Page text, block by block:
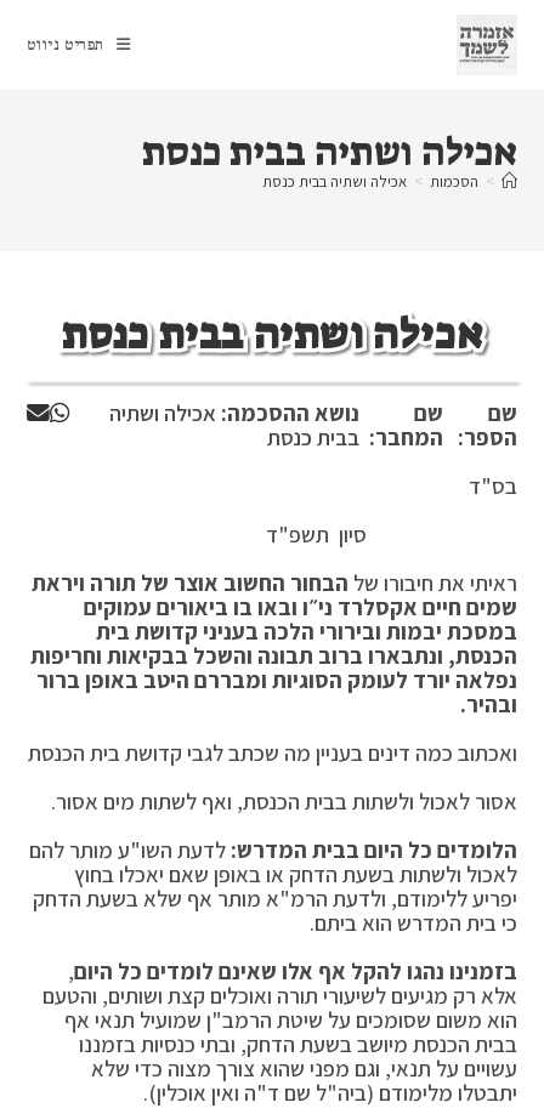
content
תפריט ניווט
אכילה ושתיה בבית כנסת
> הסכמות > אכילה ושתיה בבית כנסת
אכילה ושתיה בבית כנסת
שם
הספר:
שם
המחבר:
נושא ההסכמה: אכילה ושתיה
בבית כנסת
בס"ד
סיון תשפ"ד
ראיתי את חיבורו של הבחור החשוב אוצר של תורה ויראת
שמים חיים אקסלרד ני״ו ובאו בו ביאורים עמוקים
במסכת יבמות ובירורי הלכה בעניני קדושת בית
הכנסת, ונתבארו ברוב תבונה והשכל בבקיאות וחריפות
נפלאה יורד לעומק הסוגיות ומבררם היטב באופן ברור
ובהיר.
ואכתוב כמה דינים בעניין מה שכתב לגבי קדושת בית הכנסת
אסור לאכול ולשתות בבית הכנסת, ואף לשתות מים אסור.
הלומדים כל היום בבית המדרש: לדעת השו"ע מותר להם
לאכול ולשתות בשעת הדחק או באופן שאם יאכלו בחוץ
יפריע ללימודם, ולדעת הרמ"א מותר אף שלא בשעת הדחק
כי בית המדרש הוא ביתם.
בזמנינו נהגו להקל אף אלו שאינם לומדים כל היום,
אלא רק מגיעים לשיעורי תורה ואוכלים קצת ושותים, והטעם
הוא משום שסומכים על שיטת הרמב"ן שמועיל תנאי אף
בבית הכנסת מיושב בשעת הדחק, ובתי כנסיות בזמננו
עשויים על תנאי, וגם מפני שהוא צורך מצוה כדי שלא
יתבטלו מלימודם (ביה"ל שם ד"ה ואין אוכלין).